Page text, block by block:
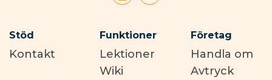
Stöd
Kontakt
Funktioner
Lektioner
Wiki
Företag
Handla om
Avtryck